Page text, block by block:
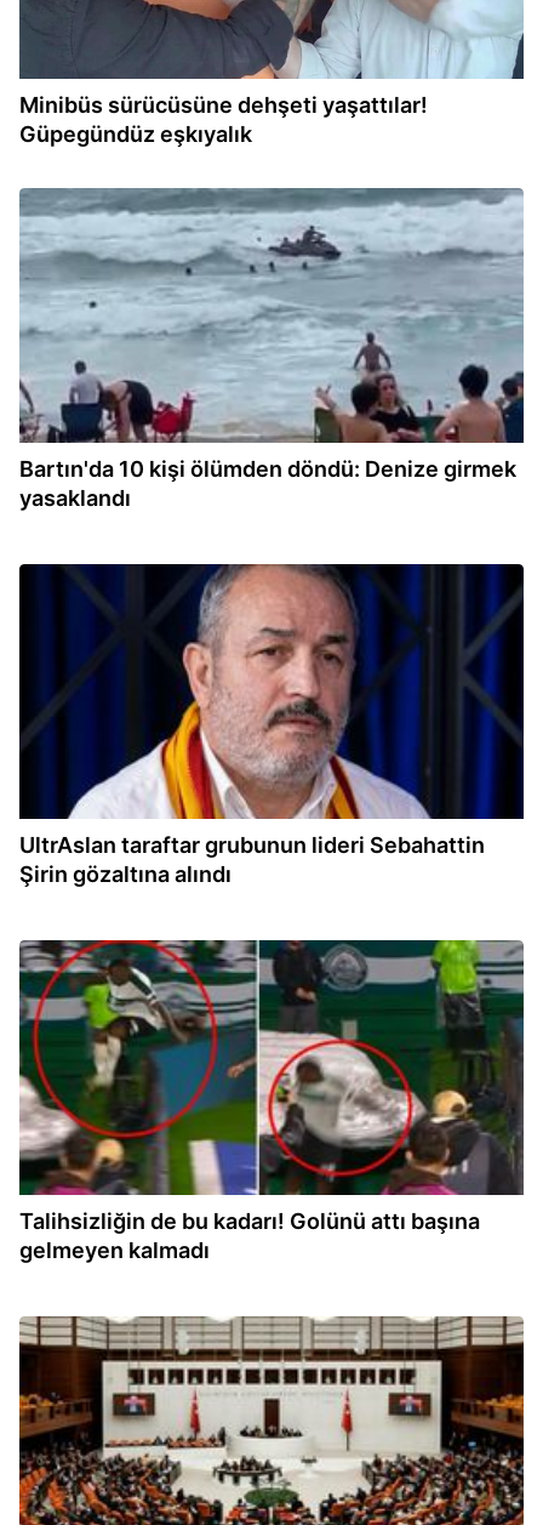
Minibüs sürücüsüne dehşeti yaşattılar!
Güpegündüz eşkıyalık
14:46
Bartın'da 10 kişi ölümden döndü: Denize girmek
yasaklandı
14:28
UltrAslan taraftar grubunun lideri Sebahattin
Şirin gözaltına alındı
14:10
Talihsizliğin de bu kadarı! Golünü attı başına
gelmeyen kalmadı
14:06